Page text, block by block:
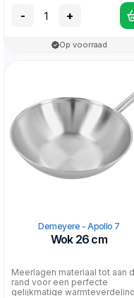
- +
Op voorraad
Demeyere - Apollo 7
Wok 26 cm
Meerlagen materiaal tot aan
rand voor een perfecte
gelijkmatige